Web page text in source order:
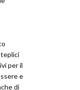
per il
e
di